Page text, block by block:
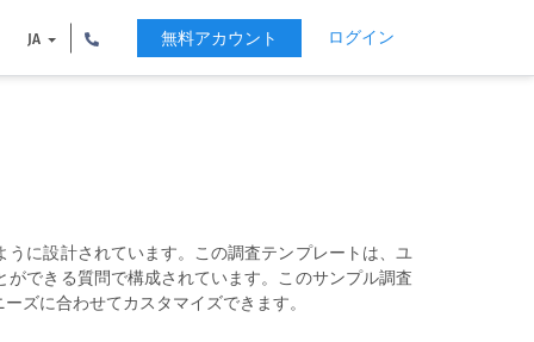
JA 無料アカウント ログイン
に設計されています。この調査テンプレートは、ユ
できる質問で構成されています。このサンプル調査
ズに合わせてカスタマイズできます。